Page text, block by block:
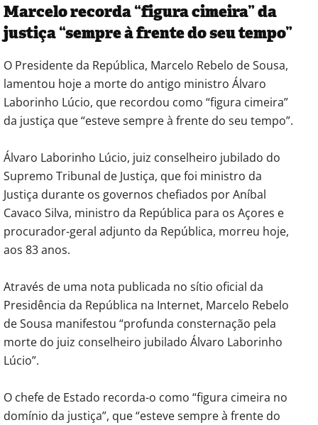
Marcelo recorda “figura cimeira” da
justiça “sempre à frente do seu tempo”
O Presidente da República, Marcelo Rebelo de Sousa,
lamentou hoje a morte do antigo ministro Álvaro
Laborinho Lúcio, que recordou como “figura cimeira”
da justiça que “esteve sempre à frente do seu tempo”.
Álvaro Laborinho Lúcio, juiz conselheiro jubilado do
Supremo Tribunal de Justiça, que foi ministro da
Justiça durante os governos chefiados por Aníbal
Cavaco Silva, ministro da República para os Açores e
procurador-geral adjunto da República, morreu hoje,
aos 83 anos.
Através de uma nota publicada no sítio oficial da
Presidência da República na Internet, Marcelo Rebelo
de Sousa manifestou “profunda consternação pela
morte do juiz conselheiro jubilado Álvaro Laborinho
Lúcio”.
O chefe de Estado recorda-o como “figura cimeira no
domínio da justiça”, que “esteve sempre à frente do